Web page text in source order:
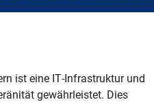
an
ist eine IT-Infrastruktur und
gewährleistet. Dies